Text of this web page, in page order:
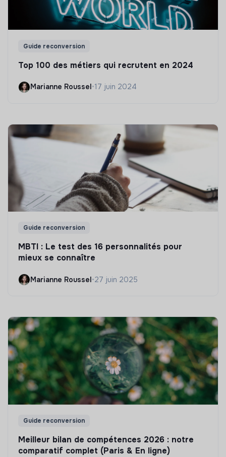
Guide reconversion
Top 100 des métiers qui recrutent en 2024
Marianne Roussel •17 juin 2024
Guide reconversion
MBTI : Le test des 16 personnalités pour
mieux se connaître
Marianne Roussel•27 juin 2025
Guide reconversion
Meilleur bilan de compétences 2026 : notre
comparatif complet (Paris & En ligne)